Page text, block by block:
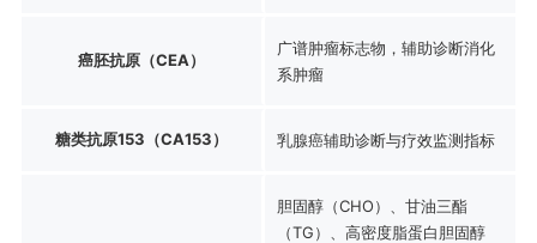
癌胚抗原（CEA）
广谱肿瘤标志物，辅助诊断消化
系肿瘤
糖类抗原153（CA153） 乳腺癌辅助诊断与疗效监测指标
胆固醇（CHO）、甘油三酯
（TG）、高密度脂蛋白胆固醇